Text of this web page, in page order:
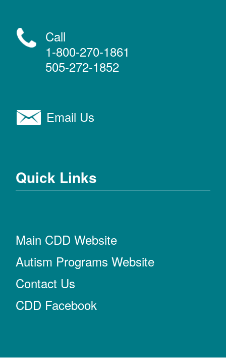
Call
1-800-270-1861
505-272-1852
Email Us
Quick Links
Main CDD Website
Autism Programs Website
Contact Us
CDD Facebook